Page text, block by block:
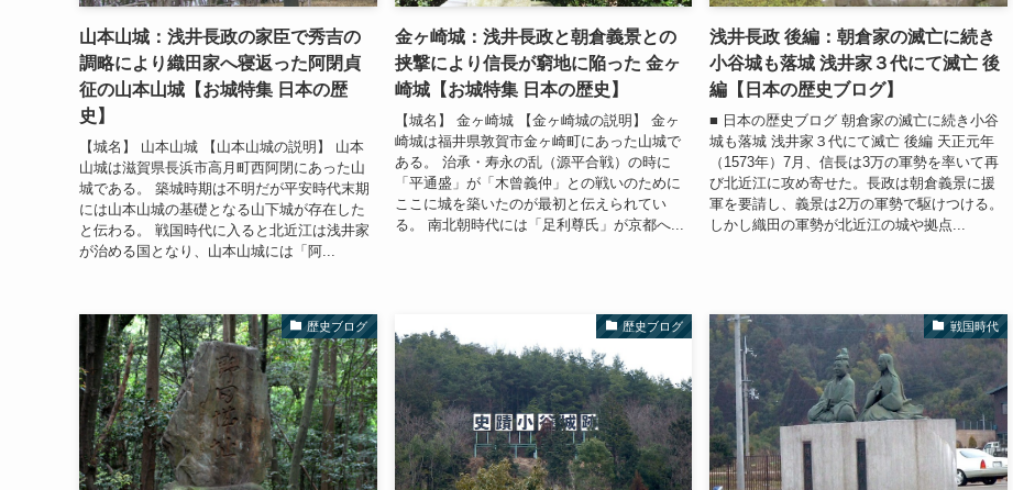
山本山城：浅井長政の家臣で秀吉の
調略により織田家へ寝返った阿閉貞
征の山本山城【お城特集 日本の歴
史】
【城名】 山本山城 【山本山城の説明】 山本
山城は滋賀県長浜市高月町西阿閉にあった山
城である。 築城時期は不明だが平安時代末期
には山本山城の基礎となる山下城が存在した
と伝わる。 戦国時代に入ると北近江は浅井家
が治める国となり、山本山城には「阿...
金ヶ崎城：浅井長政と朝倉義景との
挟撃により信長が窮地に陥った 金ヶ
崎城【お城特集 日本の歴史】
【城名】 金ヶ崎城 【金ヶ崎城の説明】 金ヶ
崎城は福井県敦賀市金ヶ崎町にあった山城で
ある。 治承・寿永の乱（源平合戦）の時に
「平通盛」が「木曾義仲」との戦いのために
ここに城を築いたのが最初と伝えられてい
る。 南北朝時代には「足利尊氏」が京都へ...
浅井長政 後編：朝倉家の滅亡に続き
小谷城も落城 浅井家３代にて滅亡 後
編【日本の歴史ブログ】
■ 日本の歴史ブログ 朝倉家の滅亡に続き小谷
城も落城 浅井家３代にて滅亡 後編 天正元年
（1573年）7月、信長は3万の軍勢を率いて再
び北近江に攻め寄せた。長政は朝倉義景に援
軍を要請し、義景は2万の軍勢で駆けつける。
しかし織田の軍勢が北近江の城や拠点...
歴史ブログ 歴史ブログ 戦国時代